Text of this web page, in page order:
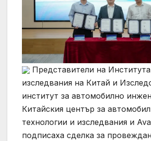
Представители на
изследвания на Китай и
институт за автомобилно
Китайския център за
технологии и изследвания и
подписаха сделка за